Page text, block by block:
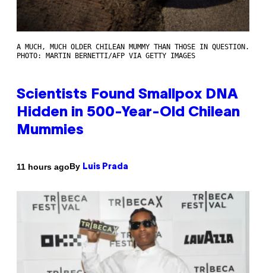
A MUCH, MUCH OLDER CHILEAN MUMMY THAN THOSE IN QUESTION.
PHOTO: MARTIN BERNETTI/AFP VIA GETTY IMAGES
Scientists Found Smallpox DNA
Hidden in 500-Year-Old Chilean
Mummies
11 hours agoBy Luis Prada